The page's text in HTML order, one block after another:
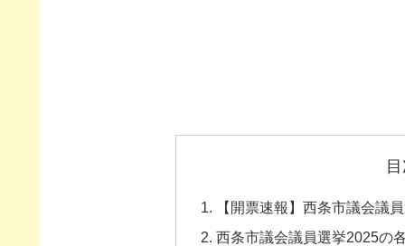
【開票速報】西条市議会議
西条市議会議員選挙2025の